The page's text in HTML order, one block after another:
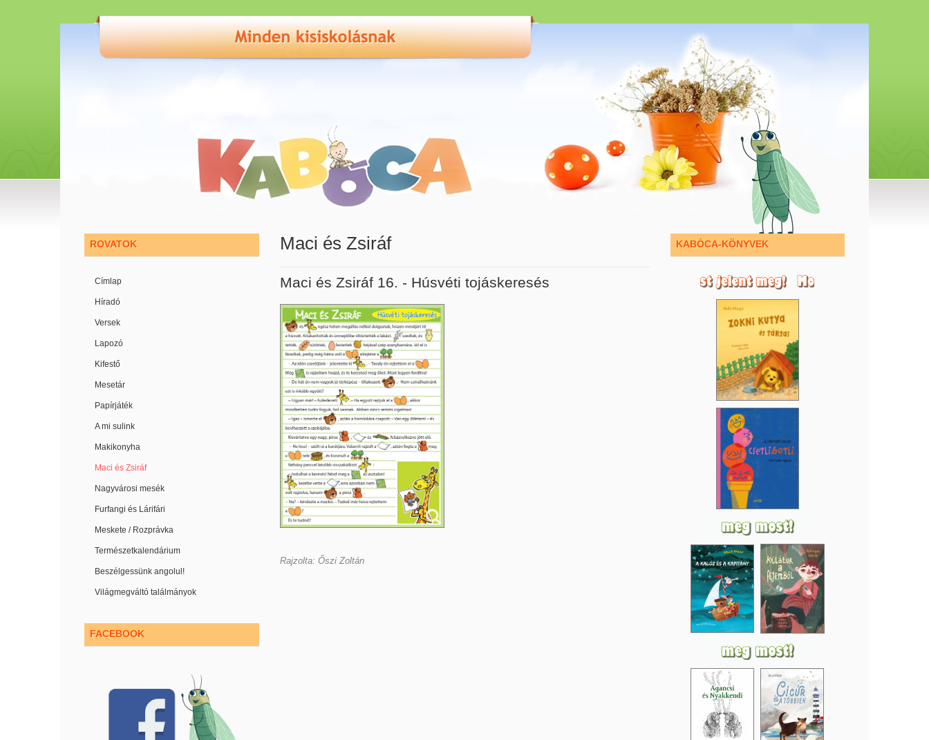
Maci és Zsiráf
Maci és Zsiráf 16. - Húsvéti tojáskeresés
Rajzolta: Őszi Zoltán
ROVATOK
Címlap
Híradó
Versek
Lapozó
Kifestő
Mesetár
Papírjáték
A mi sulink
Makikonyha
Maci és Zsiráf
Nagyvárosi mesék
Furfangi és Lárifári
Meskete / Rozprávka
Természetkalendárium
Beszélgessünk angolul!
Világmegváltó találmányok
FACEBOOK
KABÓCA-KÖNYVEK